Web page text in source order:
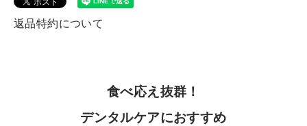
返品特約について
食べ応え抜群！
デンタルケアにおすすめ